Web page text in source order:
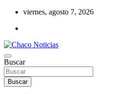
Saltar
contenido
viernes, agosto 7, 2026
Chaco Noticias
Noticias de la región del Chaco
Buscar
Buscar